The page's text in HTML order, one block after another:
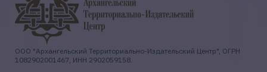
ООО "Архангельский Территориально-Издательский Центр", ОГРН
1082902001467, ИНН 2902059158.